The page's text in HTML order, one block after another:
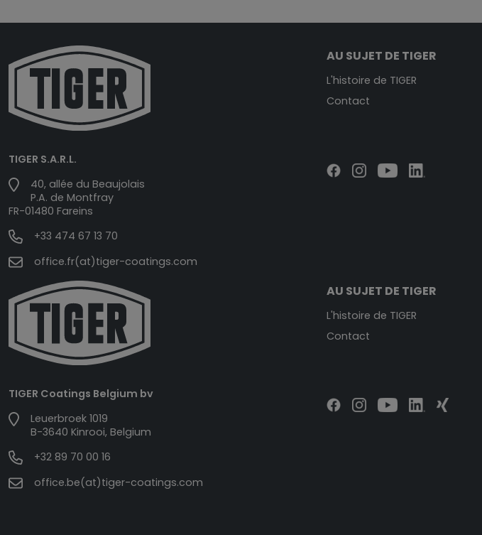
TIGER S.A.R.L.
40, allée du Beaujolais
P.A. de Montfray
FR-01480 Fareins
+33 474 67 13 70
office.fr(at)tiger-coatings.com
AU SUJET DE TIGER
L'histoire de TIGER
Contact
TIGER Coatings Belgium bv
Leuerbroek 1019
B-3640 Kinrooi, Belgium
+32 89 70 00 16
office.be(at)tiger-coatings.com
AU SUJET DE TIGER
L'histoire de TIGER
Contact